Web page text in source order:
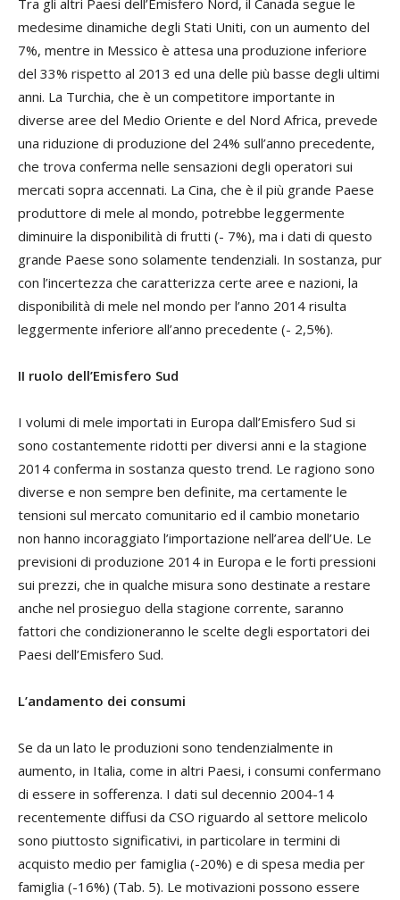
Tra gli altri Paesi dell’Emisfero Nord, il Canada segue le
medesime dinamiche degli Stati Uniti, con un aumento del
7%, mentre in Messico è attesa una produzione inferiore
del 33% rispetto al 2013 ed una delle più basse degli ultimi
anni. La Turchia, che è un competitore importante in
diverse aree del Medio Oriente e del Nord Africa, prevede
una riduzione di produzione del 24% sull’anno precedente,
che trova conferma nelle sensazioni degli operatori sui
mercati sopra accennati. La Cina, che è il più grande Paese
produttore di mele al mondo, potrebbe leggermente
diminuire la disponibilità di frutti (- 7%), ma i dati di questo
grande Paese sono solamente tendenziali. In sostanza, pur
con l’incertezza che caratterizza certe aree e nazioni, la
disponibilità di mele nel mondo per l’anno 2014 risulta
leggermente inferiore all’anno precedente (- 2,5%).
II ruolo dell’Emisfero Sud
I volumi di mele importati in Europa dall’Emisfero Sud si
sono costantemente ridotti per diversi anni e la stagione
2014 conferma in sostanza questo trend. Le ragiono sono
diverse e non sempre ben definite, ma certamente le
tensioni sul mercato comunitario ed il cambio monetario
non hanno incoraggiato l’importazione nell’area dell’Ue. Le
previsioni di produzione 2014 in Europa e le forti pressioni
sui prezzi, che in qualche misura sono destinate a restare
anche nel prosieguo della stagione corrente, saranno
fattori che condizioneranno le scelte degli esportatori dei
Paesi dell’Emisfero Sud.
L’andamento dei consumi
Se da un lato le produzioni sono tendenzialmente in
aumento, in Italia, come in altri Paesi, i consumi confermano
di essere in sofferenza. I dati sul decennio 2004-14
recentemente diffusi da CSO riguardo al settore melicolo
sono piuttosto significativi, in particolare in termini di
acquisto medio per famiglia (-20%) e di spesa media per
famiglia (-16%) (Tab. 5). Le motivazioni possono essere